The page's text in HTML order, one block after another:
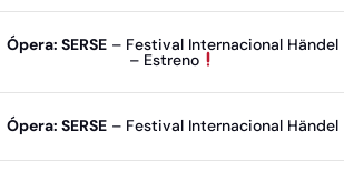
Ópera: SERSE – Festival Internacional Händel
– Estreno
Ópera: SERSE – Festival Internacional Händel